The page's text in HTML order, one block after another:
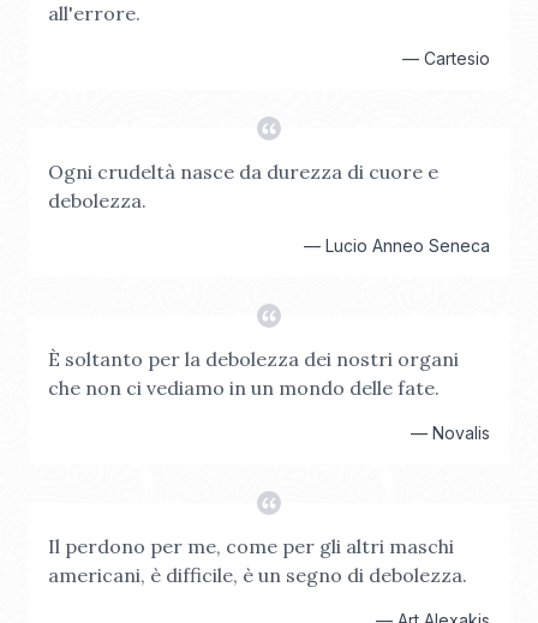
all'errore.
— Cartesio
Ogni crudeltà nasce da durezza di cuore e
debolezza.
— Lucio Anneo Seneca
È soltanto per la debolezza dei nostri organi
che non ci vediamo in un mondo delle fate.
— Novalis
Il perdono per me, come per gli altri maschi
americani, è difficile, è un segno di debolezza.